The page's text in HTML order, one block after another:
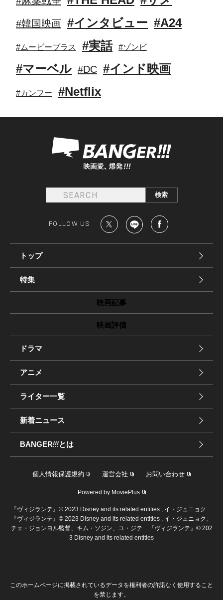
#韓国映画 #インタビュー #A24
#ムービープラス #実話 #ゾンビ
#マーベル #DC #インド映画
#カンフー #Netflix
FOLLOW US
トップ
特集
映画記事
映画評価
ドラマ
アニメ
ライター一覧
新着ニュース
BANGER!!!とは
個人情報保護規約 運営会社 お問い合わせ
Powered by MoviePlus
『ヴィジランテ』© 2023 Disney and its related entities , イ・ジュニョク
『ヴィジランテ』© 2023 Disney and its related entities , イ・ジュニョク、
チェ・ジョンヨル監督、キム・ソジン、ユ・ジテ 『ヴィジランテ』© 202
3 Disney and its related entities
このホームページに掲載されているデータを権利者の許諾なく使用すること
を禁じます。